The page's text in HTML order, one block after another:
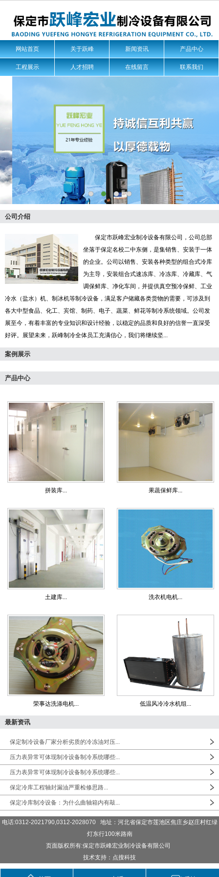
网站首页 关于跃峰 新闻资讯 产品中心
工程展示 人才招聘 在线留言 联系我们
公司介绍
保定市跃峰宏业制冷设备有限公司，公司总部
坐落于保定名校二中东侧，是集销售、安装于一体
的企业。公司以销售、安装各种类型的组合式冷库
为主导，安装组合式速冻库、冷冻库、冷藏库、气
调保鲜库、净化车间，并提供真空预冷保鲜、工业
冷水（盐水）机、制冰机等制冷设备，满足客户储藏各类货物的需要，可涉及到
各大中型食品、化工、宾馆、制药、电子、蔬菜、鲜花等制冷系统领域。公司发
展至今，有着丰富的专业知识和设计经验，以稳定的品质和良好的信誉一直深受
好评。展望未来，跃峰制冷全体员工充满信心，我们将继续坚...
案例展示
产品中心
拼装库... 果蔬保鲜库...
土建库... 洗衣机电机...
荣事达洗涤电机... 低温风冷冷水机组...
最新资讯
保定制冷设备厂家分析劣质的冷冻油对压...
压力表异常可体现制冷设备制冷系统哪些...
压力表异常可体现制冷设备制冷系统哪些...
保定冷库工程轴封漏油严重检修思路...
保定冷库制冷设备：为什么曲轴箱内有敲...
电话:0312-2021790,0312-2028070 地址：河北省保定市莲池区焦庄乡赵庄村红绿
灯东行100米路南
页面版权所有:保定市跃峰宏业制冷设备有限公司
技术支持：点搜科技